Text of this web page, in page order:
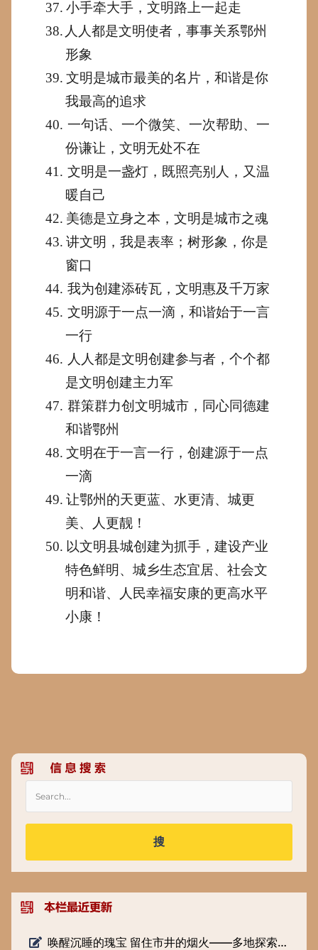
37. 小手牵大手，文明路上一起走
38. 人人都是文明使者，事事关系鄂州
形象
39. 文明是城市最美的名片，和谐是你
我最高的追求
40. 一句话、一个微笑、一次帮助、一
份谦让，文明无处不在
41. 文明是一盏灯，既照亮别人，又温
暖自己
42. 美德是立身之本，文明是城市之魂
43. 讲文明，我是表率；树形象，你是
窗口
44. 我为创建添砖瓦，文明惠及千万家
45. 文明源于一点一滴，和谐始于一言
一行
46. 人人都是文明创建参与者，个个都
是文明创建主力军
47. 群策群力创文明城市 ，同心同德建
和谐鄂州
48. 文明在于一言一行，创建源于一点
一滴
49. 让鄂州 的天更蓝、水更清、城更
美、人更靓！
50. 以文明县城创建为抓手，建设产业
特色鲜明、城乡生态宜居、社会文
明和谐、人民幸福安康的更高水平
小康！
搜
唤醒沉睡的瑰宝 留住市井的烟火——多地探索低级别文物保护新路径